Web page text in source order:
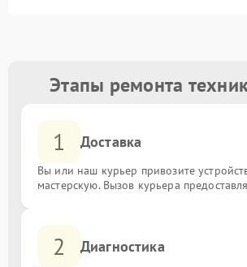
Этапы ремонта
1 Доставка
Вы или наш курьер привозите
мастерскую. Вызов курьера
2 Диагностика